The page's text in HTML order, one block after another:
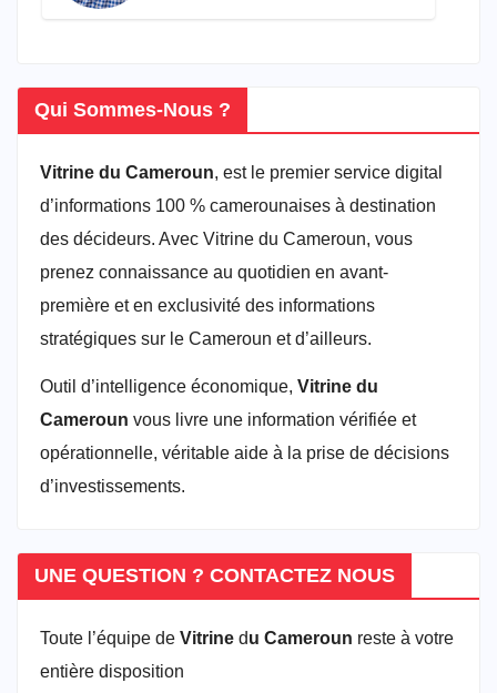
Qui Sommes-Nous ?
Vitrine du Cameroun, est le premier service digital
d’informations 100 % camerounaises à destination
des décideurs. Avec Vitrine du Cameroun, vous
prenez connaissance au quotidien en avant-
première et en exclusivité des informations
stratégiques sur le Cameroun et d’ailleurs.
Outil d’intelligence économique, Vitrine du
Cameroun vous livre une information vérifiée et
opérationnelle, véritable aide à la prise de décisions
d’investissements.
UNE QUESTION ? CONTACTEZ NOUS
Toute l’équipe de Vitrine du Cameroun reste à votre
entière disposition